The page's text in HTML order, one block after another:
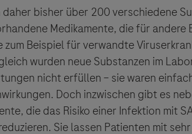
bisher über 200 verschiedene
Medikamente, die für andere
Beispiel für verwandte
wurden neue Substanzen im
nicht erfüllen – sie waren
Doch inzwischen gibt es
die das Risiko einer Infektion mit
Sie lassen Patienten mit